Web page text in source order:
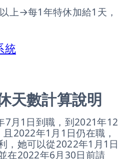
上→每1年特休加給1天，
統
天數計算說明
7月1日到職，到2021年12
2022年1月1日仍在職，
，她可以從2022年1月1日
在2022年6月30日前請